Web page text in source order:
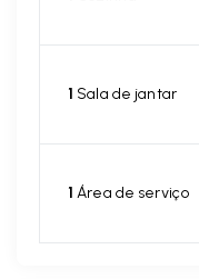
1 Sala de jantar
1 Área de serviço